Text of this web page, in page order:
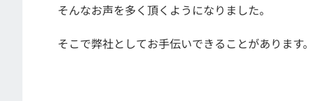
そんなお声を多く頂くようになりました。
そこで弊社としてお手伝いできることがあります。